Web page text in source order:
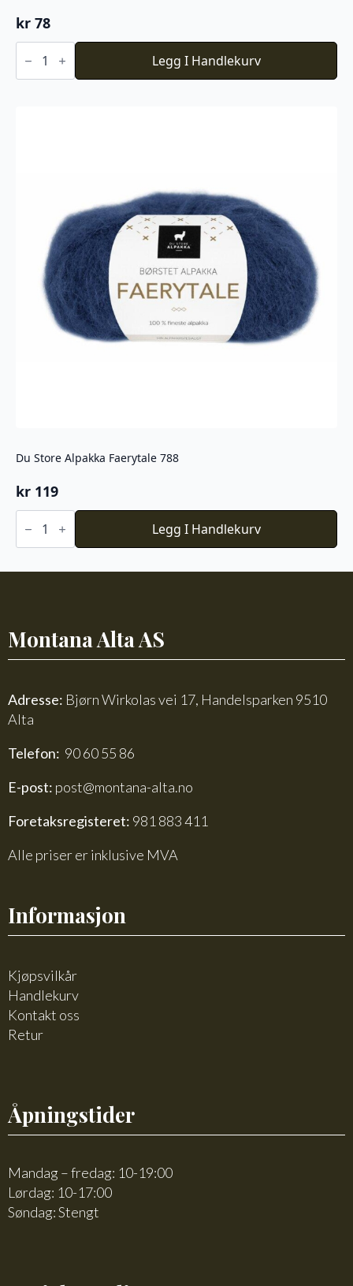
kr 78
Novita
Nalle
antall
Legg I Handlekurv
Du Store Alpakka Faerytale 788
kr 119
Du
Store
Faerytale
Legg I Handlekurv
Montana Alta AS
Adresse: Bjørn Wirkolas vei 17, Handelsparken 9510
Alta
Telefon: 90 60 55 86
E-post: post@montana-alta.no
Foretaksregisteret: 981 883 411
Alle priser er inklusive MVA
Informasjon
Kjøpsvilkår
Handlekurv
Kontakt oss
Retur
Åpningstider
Mandag – fredag: 10-19:00
Lørdag: 10-17:00
Søndag: Stengt